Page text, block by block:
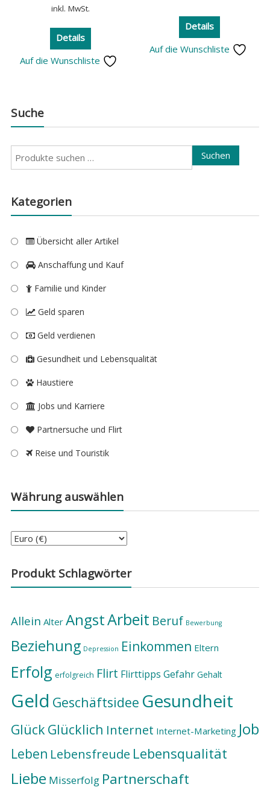
inkl. MwSt.
Details
Auf die Wunschliste
Details
Auf die Wunschliste
Suche
Suchen
nach:
Suchen
Kategorien
Übersicht aller Artikel
Anschaffung und Kauf
Familie und Kinder
Geld sparen
Geld verdienen
Gesundheit und Lebensqualität
Haustiere
Jobs und Karriere
Partnersuche und Flirt
Reise und Touristik
Währung auswählen
Produkt Schlagwörter
Allein Alter AngstArbeit Beruf Bewerbung
Beziehung Depression Einkommen Eltern
Erfolg erfolgreich Flirt Flirttipps Gefahr Gehalt
Geld Geschäftsidee Gesundheit
Glück Glücklich Internet Internet-Marketing Job
Leben Lebensfreude Lebensqualität
Liebe Misserfolg Partnerschaft